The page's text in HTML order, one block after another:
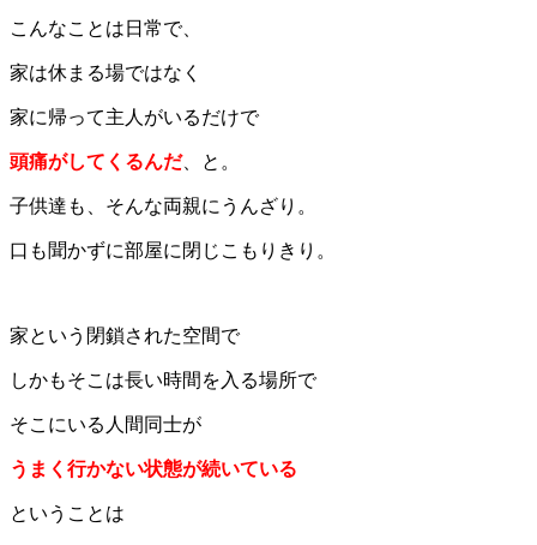
こんなことは日常で、
家は休まる場ではなく
家に帰って主人がいるだけで
頭痛がしてくるんだ、と。
子供達も、そんな両親にうんざり。
口も聞かずに部屋に閉じこもりきり。
家という閉鎖された空間で
しかもそこは長い時間を入る場所で
そこにいる人間同士が
うまく行かない状態が続いている
ということは